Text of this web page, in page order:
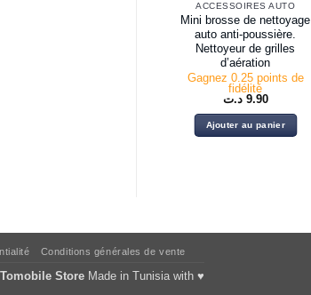
ACCESSOIRES AUTO
Mini brosse de nettoyage
auto anti-poussière.
Nettoyeur de grilles
d’aération
Gagnez 0.25 points de
fidélité
9.90 د.ت
Ajouter au panier
Conditions générales de vente
Tomobile Store Made in Tunisia with ♥